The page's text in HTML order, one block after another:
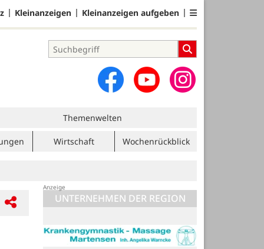
Kleinanzeigen Kleinanzeigen aufgeben
Themenwelten
Wirtschaft Wochenrückblick
UNTERNEHMEN DER REGION